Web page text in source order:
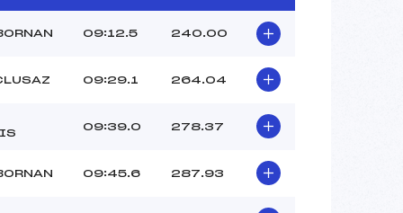
09:12.5 240.00
09:29.1 264.04
09:39.0 278.37
09:45.6 287.93